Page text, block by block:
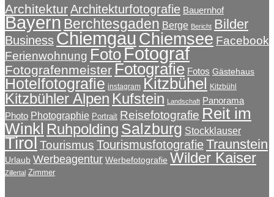
auf
der
Produktseite
gewählt
werden
ArchitekturArchitekturfotografie Bauernhof
Bayern Berchtesgaden Berge Bericht Bilder
BusinessChiemgauChiemsee Facebook
Ferienwohnung FotoFotograf
Fotografenmeister Fotografie Fotos Gästehaus
Hotelfotografie instagram Kitzbühel Kitzbühl
Kitzbühler Alpen Kufstein Landschaft Panorama
Photo Photographie Portrait Reisefotografie Reit im
Winkl Ruhpolding Salzburg Stockklauser
TirolTourismus TourismusfotografieTraunstein
Urlaub Werbeagentur Werbefotografie Wilder Kaiser
Zillertal Zimmer